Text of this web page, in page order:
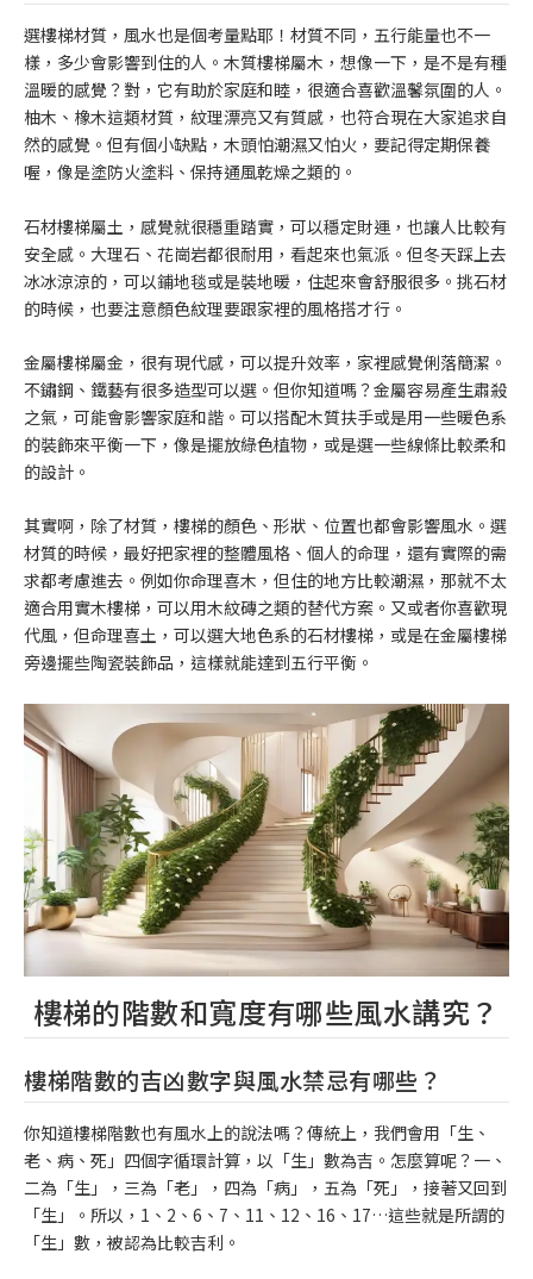
選樓梯材質，風水也是個考量點耶！材質不同，五行能量也不一
樣，多少會影響到住的人。木質樓梯屬木，想像一下，是不是有種
溫暖的感覺？對，它有助於家庭和睦，很適合喜歡溫馨氛圍的人。
柚木、橡木這類材質，紋理漂亮又有質感，也符合現在大家追求自
然的感覺。但有個小缺點，木頭怕潮濕又怕火，要記得定期保養
喔，像是塗防火塗料、保持通風乾燥之類的。
石材樓梯屬土，感覺就很穩重踏實，可以穩定財運，也讓人比較有
安全感。大理石、花崗岩都很耐用，看起來也氣派。但冬天踩上去
冰冰涼涼的，可以鋪地毯或是裝地暖，住起來會舒服很多。挑石材
的時候，也要注意顏色紋理要跟家裡的風格搭才行。
金屬樓梯屬金，很有現代感，可以提升效率，家裡感覺俐落簡潔。
不鏽鋼、鐵藝有很多造型可以選。但你知道嗎？金屬容易產生肅殺
之氣，可能會影響家庭和諧。可以搭配木質扶手或是用一些暖色系
的裝飾來平衡一下，像是擺放綠色植物，或是選一些線條比較柔和
的設計。
其實啊，除了材質，樓梯的顏色、形狀、位置也都會影響風水。選
材質的時候，最好把家裡的整體風格、個人的命理，還有實際的需
求都考慮進去。例如你命理喜木，但住的地方比較潮濕，那就不太
適合用實木樓梯，可以用木紋磚之類的替代方案。又或者你喜歡現
代風，但命理喜土，可以選大地色系的石材樓梯，或是在金屬樓梯
旁邊擺些陶瓷裝飾品，這樣就能達到五行平衡。
樓梯的階數和寬度有哪些風水講究？
樓梯階數的吉凶數字與風水禁忌有哪些？
你知道樓梯階數也有風水上的說法嗎？傳統上，我們會用「生、
老、病、死」四個字循環計算，以「生」數為吉。怎麼算呢？一、
二為「生」，三為「老」，四為「病」，五為「死」，接著又回到
「生」。所以，1、2、6、7、11、12、16、17…這些就是所謂的
「生」數，被認為比較吉利。